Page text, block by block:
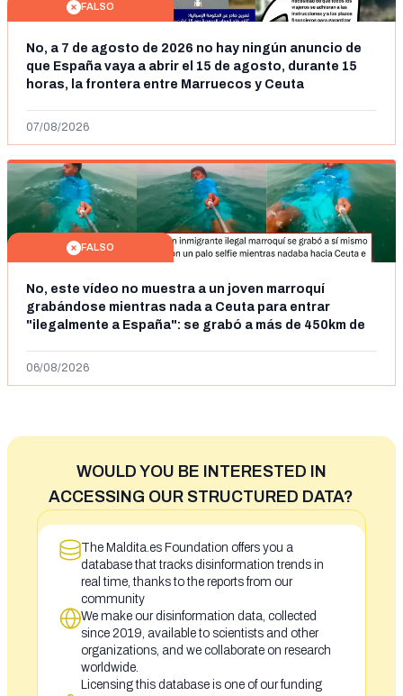
FALSO
No, a 7 de agosto de 2026 no hay ningún anuncio de
que España vaya a abrir el 15 de agosto, durante 15
horas, la frontera entre Marruecos y Ceuta
07/08/2026
FALSO
No, este vídeo no muestra a un joven marroquí
grabándose mientras nada a Ceuta para entrar
"ilegalmente a España": se grabó a más de 450km de
06/08/2026
WOULD YOU BE INTERESTED IN
ACCESSING OUR STRUCTURED DATA?
The Maldita.es Foundation offers you a
database that tracks disinformation trends in
real time, thanks to the reports from our
community
We make our disinformation data, collected
since 2019, available to scientists and other
organizations, and we collaborate on research
worldwide.
Licensing this database is one of our funding